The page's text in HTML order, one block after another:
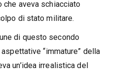
aveva schiacciato
di stato militare.
di questo secondo
“immature” della
un’idea irrealistica del